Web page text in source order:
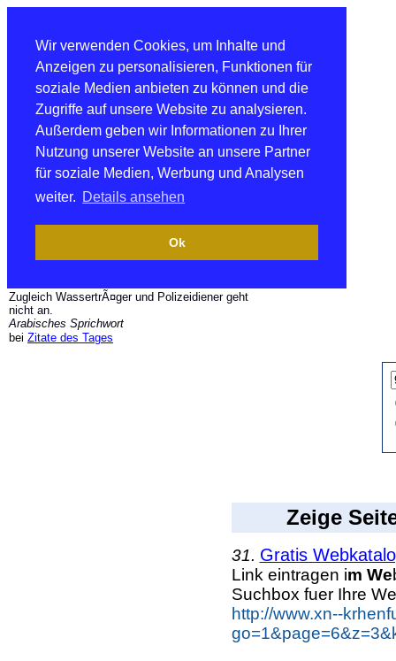
Wir verwenden Cookies, um Inhalte und
Anzeigen zu personalisieren, Funktionen für
soziale Medien anbieten zu können und die
Zugriffe auf unsere Website zu analysieren.
Außerdem geben wir Informationen zu Ihrer
Nutzung unserer Website an unsere Partner
für soziale Medien, Werbung und Analysen
weiter. Details ansehen
Ok
Zugleich WassertrÃ¤ger und Polizeidiener geht
nicht an.
Arabisches Sprichwort
bei Zitate des Tages
Zeige
31. Gratis
Link eintragen im We
Suchbox fuer Ihre
http://www.xn--